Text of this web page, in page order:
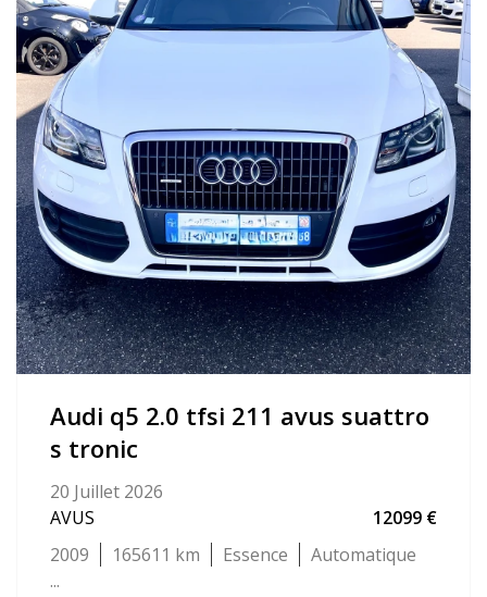
audi q5 2.0 tfsi 211 avus suattro
s tronic
20 Juillet 2026
AVUS
12099
2009
165611 Essence
Automatique
...